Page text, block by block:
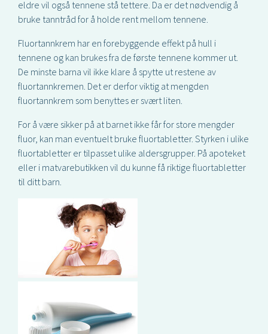
eldre vil også tennene stå tettere. Da er det nødvendig å
bruke tanntråd for å holde rent mellom tennene.
Fluortannkrem har en forebyggende effekt på hull i
tennene og kan brukes fra de første tennene kommer ut.
De minste barna vil ikke klare å spytte ut restene av
fluortannkremen. Det er derfor viktig at mengden
fluortannkrem som benyttes er svært liten.
For å være sikker på at barnet ikke får for store mengder
fluor, kan man eventuelt bruke fluortabletter. Styrken i ulike
fluortabletter er tilpasset ulike aldersgrupper. På apoteket
eller i matvarebutikken vil du kunne få riktige fluortabletter
til ditt barn.